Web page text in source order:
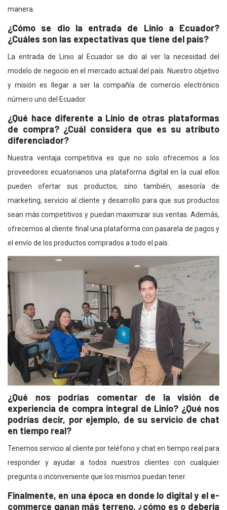
manera.
¿Cómo se dio la entrada de Linio a Ecuador?
¿Cuáles son las expectativas que tiene del país?
La entrada de Linio al Ecuador se dio al ver la necesidad del
modelo de negocio en el mercado actual del país. Nuestro objetivo
y misión es llegar a ser la compañía de comercio electrónico
número uno del Ecuador.
¿Qué hace diferente a Linio de otras plataformas
de compra? ¿Cuál considera que es su atributo
diferenciador?
Nuestra ventaja competitiva es que no solo ofrecemos a los
proveedores ecuatorianos una plataforma digital en la cual ellos
pueden ofertar sus productos, sino también, asesoría de
marketing, servicio al cliente y desarrollo para que sus productos
sean más competitivos y puedan maximizar sus ventas. Además,
ofrecemos al cliente final una plataforma con pasarela de pagos y
el envío de los productos comprados a todo el país.
¿Qué nos podrías comentar de la visión de
experiencia de compra integral de Linio? ¿Qué nos
podrías decir, por ejemplo, de su servicio de chat
en tiempo real?
Tenemos servicio al cliente por teléfono y chat en tiempo real para
responder y ayudar a todos nuestros clientes con cualquier
pregunta o inconveniente que los mismos puedan tener.
Finalmente, en una época en donde lo digital y el e-
commerce ganan más terreno, ¿cómo es o debería